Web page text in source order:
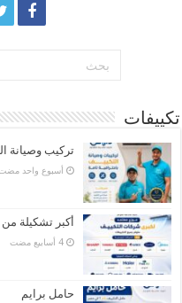
تكييفات
تركيب وصيانة
‏أسبوع واحد
أكبر تشكيلة
‏4 أسابيع مضت
حامل برايم